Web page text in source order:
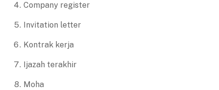
Company register
Invitation letter
Kontrak kerja
Ijazah terakhir
Moha